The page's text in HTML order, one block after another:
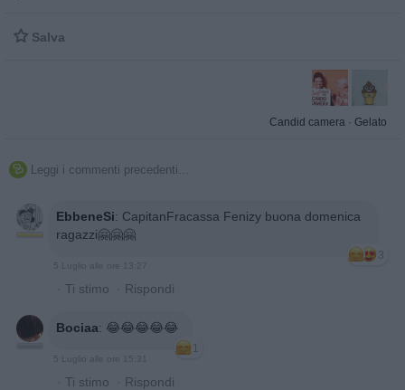
 Salva
Candid camera · Gelato
 Leggi i commenti precedenti...
EbbeneSi: CapitanFracassa Fenizy buona domenica
ragazzi🤗🤗🤗
3
5 Luglio alle ore 13:27
· Ti stimo · Rispondi
Bociaa: 😂😂😂😂😂
1
· Ti stimo · Rispondi